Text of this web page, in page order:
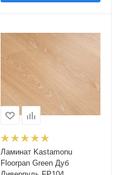
Ламинат Kastamonu
Floorpan Green Дуб